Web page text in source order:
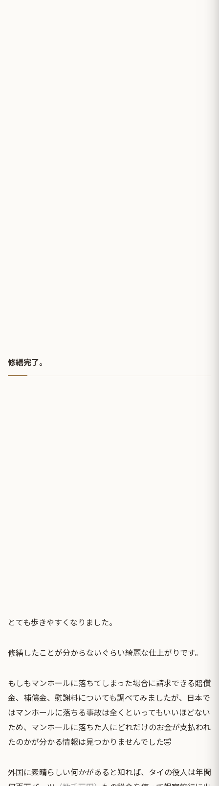
修繕完了。
とても歩きやすくなりました。
修繕したことが分からないぐらい綺麗な仕上がりです。
もしもマンホールに落ちてしまった場合に請求できる賠償
金、補償金、慰謝料についても調べてみましたが、日本で
はマンホールに落ちる事故は全くといってもいいほどない
ため、マンホールに落ちた人にどれだけのお金が支払われ
たのかが分かる情報は見つかりませんでした🤣
外国に素晴らしい何かがあると知れば、タイの役人は年間